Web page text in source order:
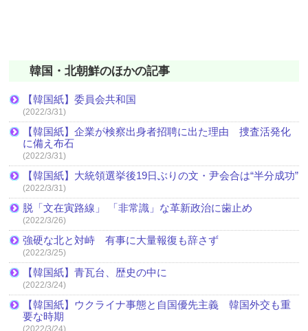
韓国・北朝鮮のほかの記事
【韓国紙】委員会共和国
(2022/3/31)
【韓国紙】企業が検察出身者招聘に出た理由 捜査活発化
に備え布石
(2022/3/31)
【韓国紙】大統領選挙後19日ぶりの文・尹会合は“半分成功”
(2022/3/31)
脱「文在寅路線」 「非常識」な革新政治に歯止め
(2022/3/26)
強硬な北と対峙 有事に大量報復も辞さず
(2022/3/25)
【韓国紙】青瓦台、歴史の中に
(2022/3/24)
【韓国紙】ウクライナ事態と自国優先主義 韓国外交も重
要な時期